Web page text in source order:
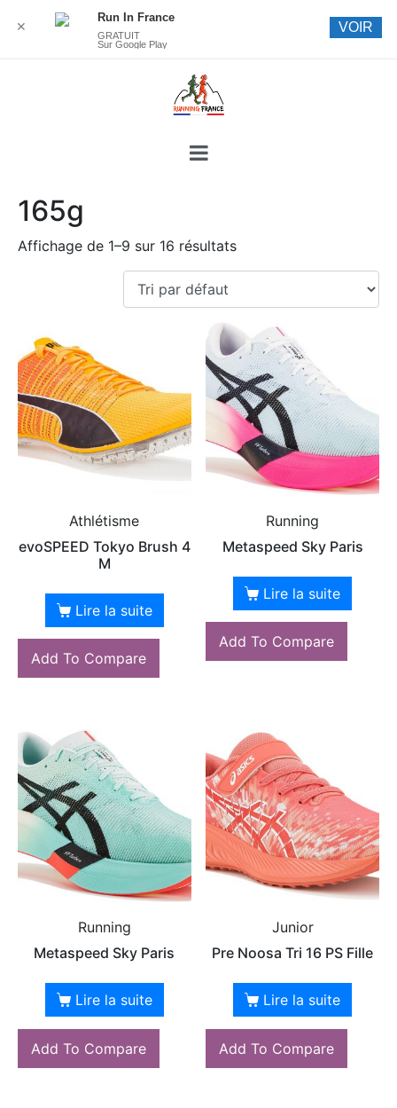
165g
Affichage de 1–9 sur 16 résultats
Athlétisme
evoSPEED Tokyo Brush 4
M
Lire la suite
Add To Compare
Running
Metaspeed Sky Paris
Lire la suite
Add To Compare
Running
Metaspeed Sky Paris
Lire la suite
Add To Compare
Junior
Pre Noosa Tri 16 PS Fille
Lire la suite
Add To Compare
✕
Run In France
GRATUIT
Sur Google Play
VOIR